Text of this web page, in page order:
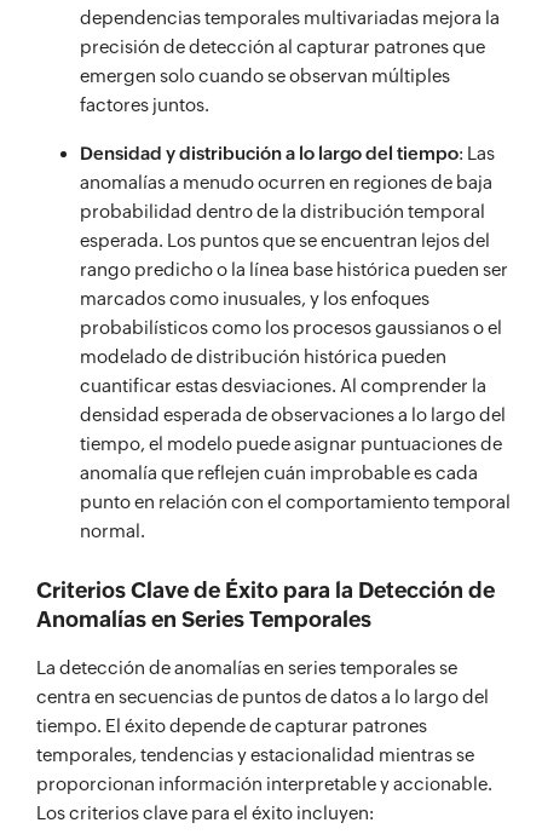
dependencias temporales multivariadas mejora la
precisión de detección al capturar patrones que
emergen solo cuando se observan múltiples
factores juntos.
Densidad y distribución a lo largo del tiempo: Las
anomalías a menudo ocurren en regiones de baja
probabilidad dentro de la distribución temporal
esperada. Los puntos que se encuentran lejos del
rango predicho o la línea base histórica pueden ser
marcados como inusuales, y los enfoques
probabilísticos como los procesos gaussianos o el
modelado de distribución histórica pueden
cuantificar estas desviaciones. Al comprender la
densidad esperada de observaciones a lo largo del
tiempo, el modelo puede asignar puntuaciones de
anomalía que reflejen cuán improbable es cada
punto en relación con el comportamiento temporal
normal.
Criterios Clave de Éxito para la Detección de
Anomalías en Series Temporales
La detección de anomalías en series temporales se
centra en secuencias de puntos de datos a lo largo del
tiempo. El éxito depende de capturar patrones
temporales, tendencias y estacionalidad mientras se
proporcionan información interpretable y accionable.
Los criterios clave para el éxito incluyen: